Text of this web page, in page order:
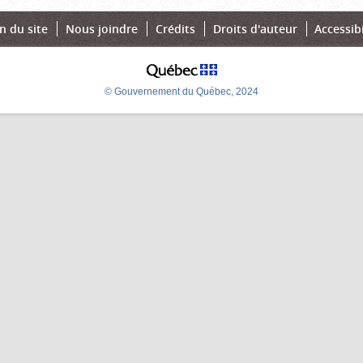
du site Nous joindre Crédits Droits d'auteur
© Gouvernement du Québec, 2024